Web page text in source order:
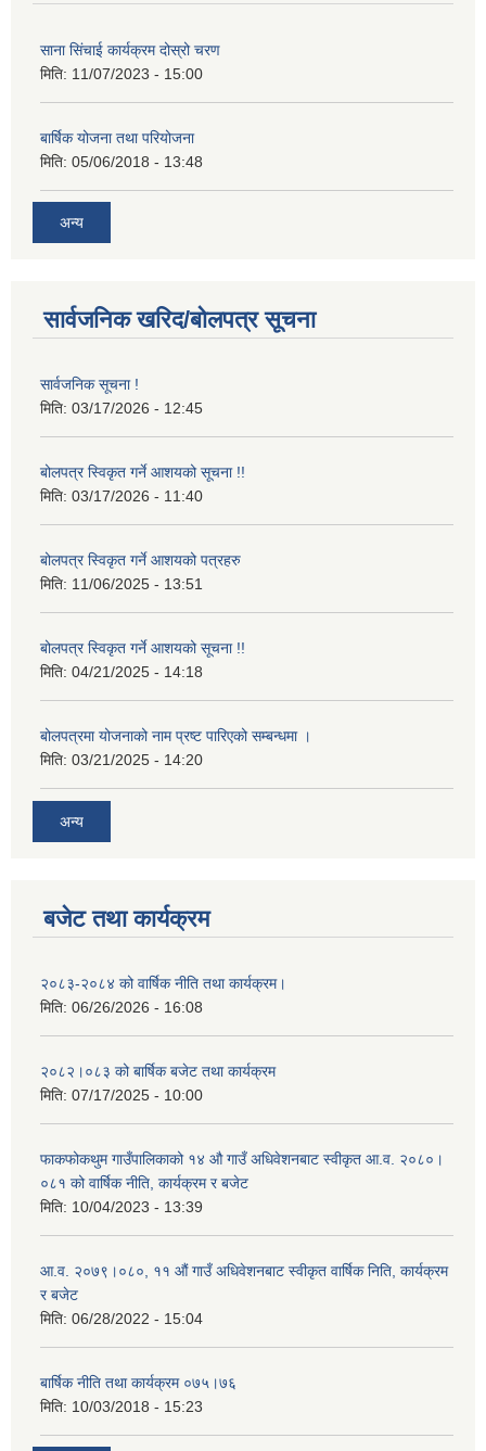
साना सिंचाई कार्यक्रम दोस्रो चरण
मिति: 11/07/2023 - 15:00
बार्षिक योजना तथा परियोजना
मिति: 05/06/2018 - 13:48
अन्य
सार्वजनिक खरिद/बोलपत्र सूचना
सार्वजनिक सूचना !
मिति: 03/17/2026 - 12:45
बोलपत्र स्विकृत गर्ने आशयको सूचना !!
मिति: 03/17/2026 - 11:40
बोलपत्र स्विकृत गर्ने आशयको पत्रहरु
मिति: 11/06/2025 - 13:51
बोलपत्र स्विकृत गर्ने आशयको सूचना !!
मिति: 04/21/2025 - 14:18
बोलपत्रमा योजनाको नाम प्रष्ट पारिएको सम्बन्धमा ।
मिति: 03/21/2025 - 14:20
अन्य
बजेट तथा कार्यक्रम
२०८३-२०८४ को वार्षिक नीति तथा कार्यक्रम।
मिति: 06/26/2026 - 16:08
२०८२।०८३ को बार्षिक बजेट तथा कार्यक्रम
मिति: 07/17/2025 - 10:00
फाकफोकथुम गाउँपालिकाको १४ औ गाउँ अधिवेशनबाट स्वीकृत आ.व. २०८०।
०८१ को वार्षिक नीति, कार्यक्रम र बजेट
मिति: 10/04/2023 - 13:39
आ.व. २०७९।०८०, ११ औं गाउँ अधिवेशनबाट स्वीकृत वार्षिक निति, कार्यक्रम
र बजेट
मिति: 06/28/2022 - 15:04
बार्षिक नीति तथा कार्यक्रम ०७५।७६
मिति: 10/03/2018 - 15:23